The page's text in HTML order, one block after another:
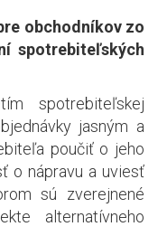
obchodníkov zo
spotrebiteľských
spotrebiteľskej
jasným a
poučiť o jeho
o nápravu a uviesť
sú zverejnené
alternatívneho